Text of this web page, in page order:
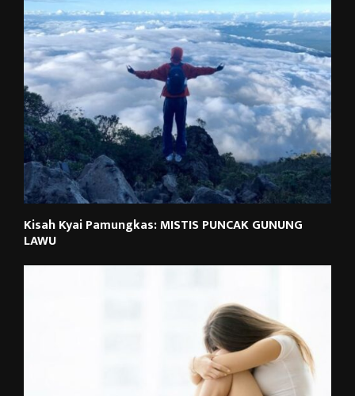
Kisah Kyai Pamungkas: MISTIS PUNCAK GUNUNG
LAWU